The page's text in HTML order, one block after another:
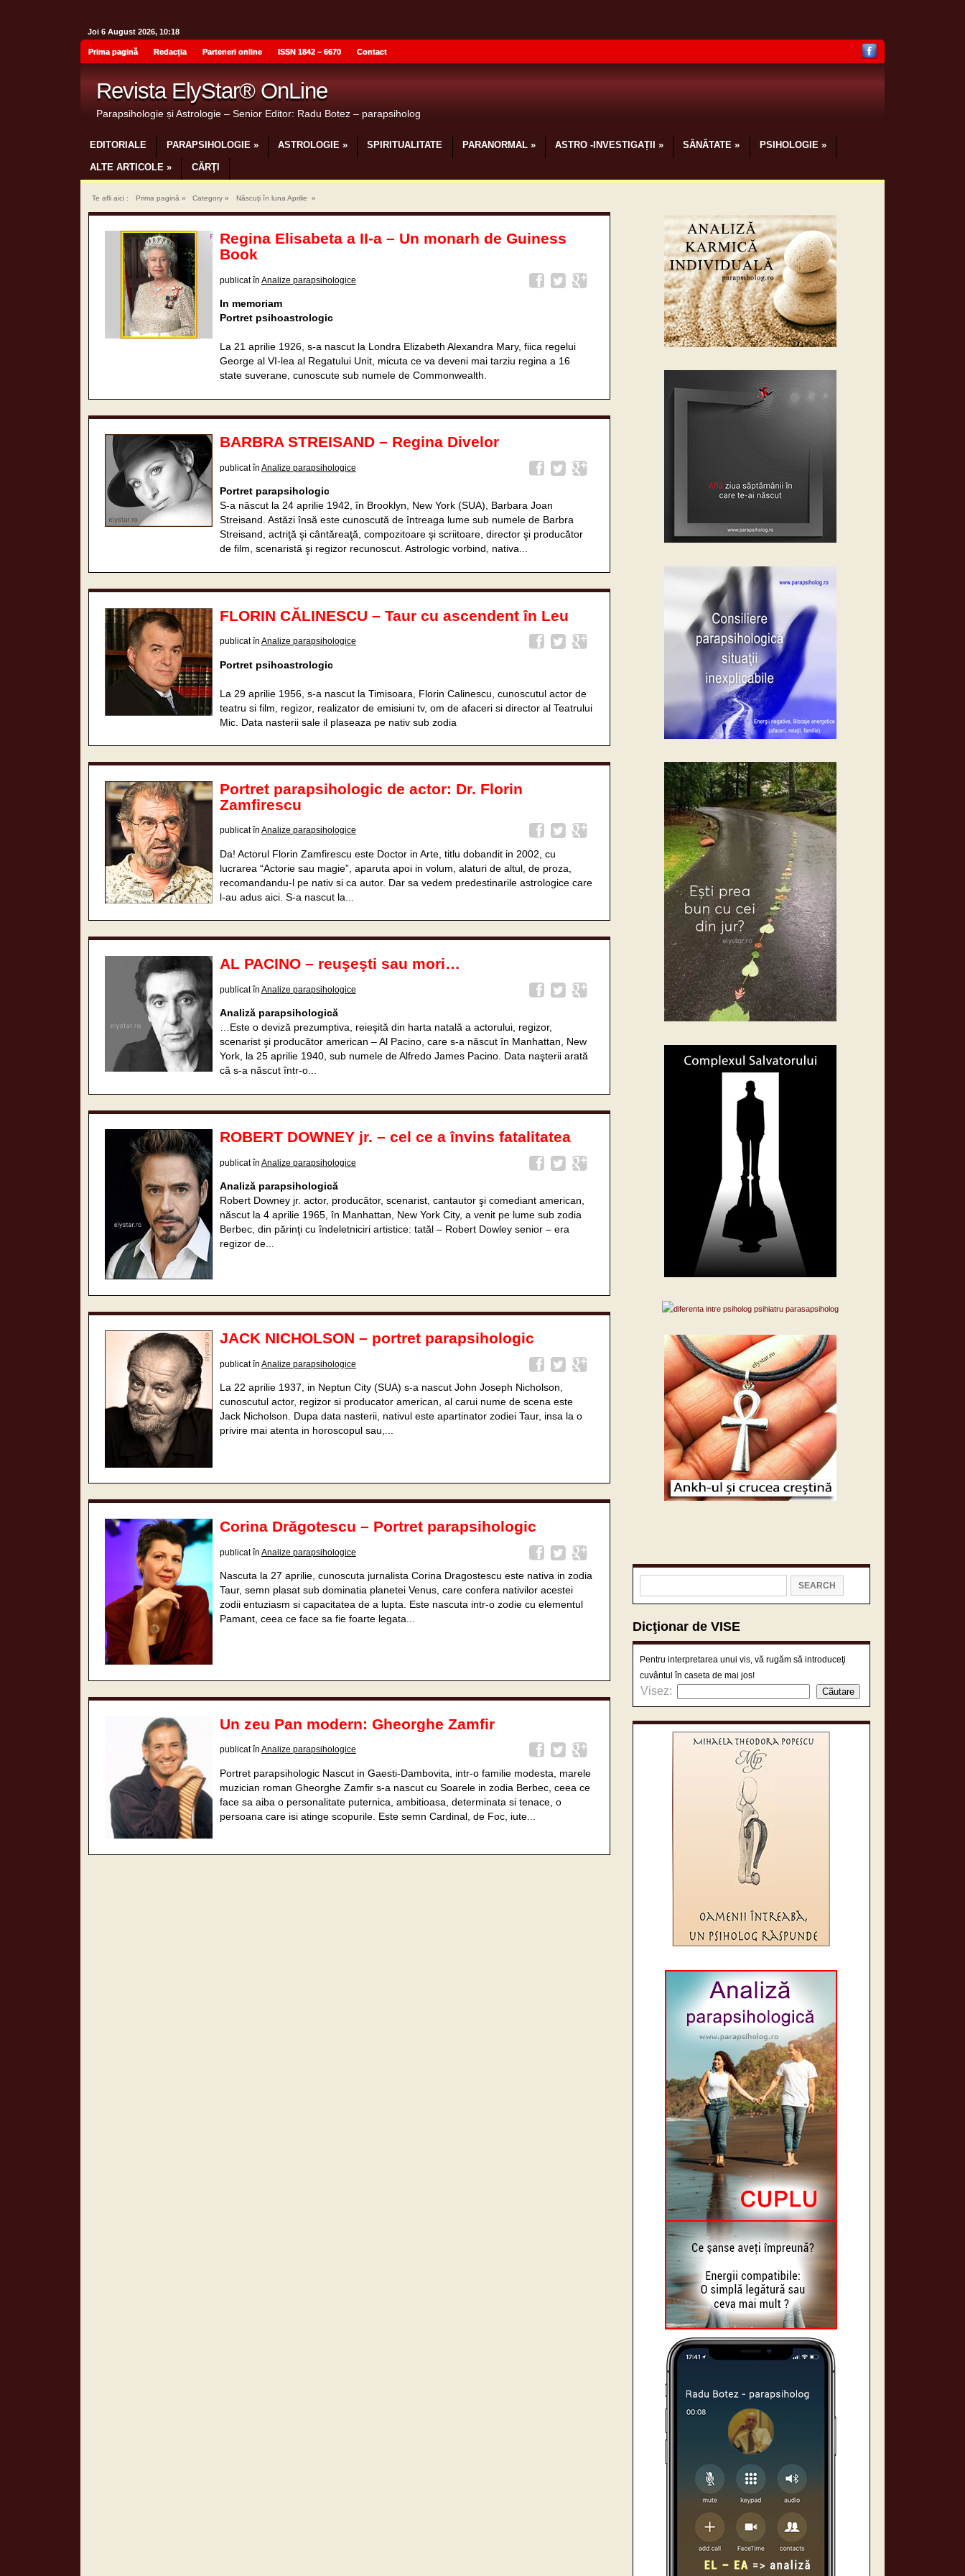
Joi 6 August 2026, 10:18
Prima pagină Redacția Parteneri online ISSN 1842 – 6670 Contact
Revista ElyStar® OnLine
Parapsihologie și Astrologie – Senior Editor: Radu Botez – parapsiholog
EDITORIALE PARAPSIHOLOGIE» ASTROLOGIE» SPIRITUALITATE PARANORMAL» ASTRO -INVESTIGAȚII » SĂNĂTATE » PSIHOLOGIE»
ALTE ARTICOLE » CĂRŢI
Te afli aici : Prima pagină » Category » Născuţi în luna Aprilie »
Regina Elisabeta a II-a – Un monarh de Guiness
Book
publicat în Analize parapsihologice
In memoriam
Portret psihoastrologic
La 21 aprilie 1926, s-a nascut la Londra Elizabeth Alexandra Mary, fiica regelui
George al VI-lea al Regatului Unit, micuta ce va deveni mai tarziu regina a 16
state suverane, cunoscute sub numele de Commonwealth.
BARBRA STREISAND – Regina Divelor
publicat în Analize parapsihologice
Portret parapsihologic
S-a născut la 24 aprilie 1942, în Brooklyn, New York (SUA), Barbara Joan
Streisand. Astăzi însă este cunoscută de întreaga lume sub numele de Barbra
Streisand, actriţă şi cântăreaţă, compozitoare şi scriitoare, director şi producător
de film, scenaristă şi regizor recunoscut. Astrologic vorbind, nativa...
FLORIN CĂLINESCU – Taur cu ascendent în Leu
publicat în Analize parapsihologice
Portret psihoastrologic
La 29 aprilie 1956, s-a nascut la Timisoara, Florin Calinescu, cunoscutul actor de
teatru si film, regizor, realizator de emisiuni tv, om de afaceri si director al Teatrului
Mic. Data nasterii sale il plaseaza pe nativ sub zodia
Portret parapsihologic de actor: Dr. Florin
Zamfirescu
publicat în Analize parapsihologice
Da! Actorul Florin Zamfirescu este Doctor in Arte, titlu dobandit in 2002, cu
lucrarea “Actorie sau magie”, aparuta apoi in volum, alaturi de altul, de proza,
recomandandu-l pe nativ si ca autor. Dar sa vedem predestinarile astrologice care
l-au adus aici. S-a nascut la...
AL PACINO – reuşeşti sau mori…
publicat în Analize parapsihologice
Analiză parapsihologică
…Este o deviză prezumptiva, reieşită din harta natală a actorului, regizor,
scenarist şi producător american – Al Pacino, care s-a născut în Manhattan, New
York, la 25 aprilie 1940, sub numele de Alfredo James Pacino. Data naşterii arată
că s-a născut într-o...
ROBERT DOWNEY jr. – cel ce a învins fatalitatea
publicat în Analize parapsihologice
Analiză parapsihologică
Robert Downey jr. actor, producător, scenarist, cantautor şi comediant american,
născut la 4 aprilie 1965, în Manhattan, New York City, a venit pe lume sub zodia
Berbec, din părinţi cu îndeletniciri artistice: tatăl – Robert Dowley senior – era
regizor de...
JACK NICHOLSON – portret parapsihologic
publicat în Analize parapsihologice
La 22 aprilie 1937, in Neptun City (SUA) s-a nascut John Joseph Nicholson,
cunoscutul actor, regizor si producator american, al carui nume de scena este
Jack Nicholson. Dupa data nasterii, nativul este apartinator zodiei Taur, insa la o
privire mai atenta in horoscopul sau,...
Corina Drăgotescu – Portret parapsihologic
publicat în Analize parapsihologice
Nascuta la 27 aprilie, cunoscuta jurnalista Corina Dragostescu este nativa in zodia
Taur, semn plasat sub dominatia planetei Venus, care confera nativilor acestei
zodii entuziasm si capacitatea de a lupta. Este nascuta intr-o zodie cu elementul
Pamant, ceea ce face sa fie foarte legata...
Un zeu Pan modern: Gheorghe Zamfir
publicat în Analize parapsihologice
Portret parapsihologic Nascut in Gaesti-Dambovita, intr-o familie modesta, marele
muzician roman Gheorghe Zamfir s-a nascut cu Soarele in zodia Berbec, ceea ce
face sa aiba o personalitate puternica, ambitioasa, determinata si tenace, o
persoana care isi atinge scopurile. Este semn Cardinal, de Foc, iute...
Dicţionar de VISE
Pentru interpretarea unui vis, vă rugăm să introduceţi
cuvântul în caseta de mai jos!
Visez: